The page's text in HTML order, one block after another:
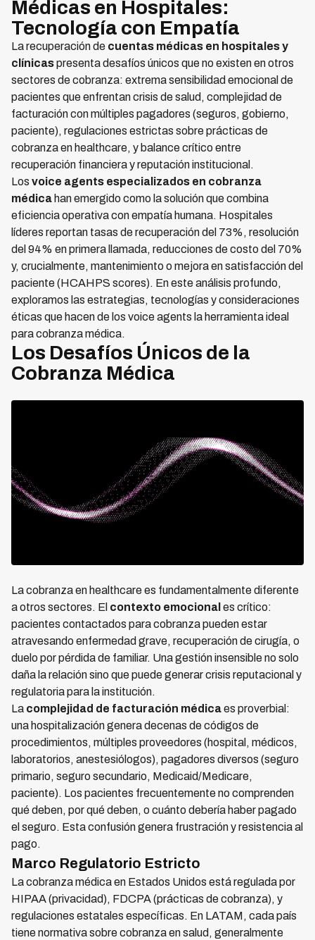
Médicas en Hospitales:
Tecnología con Empatía
La recuperación de cuentas médicas en hospitales y
clínicaspresenta desafíos únicos que no existen en otros
sectores de cobranza: extrema sensibilidad emocional de
pacientes que enfrentan crisis de salud, complejidad de
facturación con múltiples pagadores (seguros, gobierno,
paciente), regulaciones estrictas sobre prácticas de
cobranza en healthcare, y balance crítico entre
recuperación financiera y reputación institucional.
Los voice agents especializados en cobranza
médica han emergido como la solución que combina
eficiencia operativa con empatía humana. Hospitales
líderes reportan tasas de recuperación del 73%, resolución
del 94% en primera llamada, reducciones de costo del 70%
y, crucialmente, mantenimiento o mejora en satisfacción del
paciente (HCAHPS scores). En este análisis profundo,
exploramos las estrategias, tecnologías y consideraciones
éticas que hacen de los voice agents la herramienta ideal
para cobranza médica.
Los Desafíos Únicos de la
Cobranza Médica
La cobranza en healthcare es fundamentalmente diferente
a otros sectores. El contexto emocional es crítico:
pacientes contactados para cobranza pueden estar
atravesando enfermedad grave, recuperación de cirugía, o
duelo por pérdida de familiar. Una gestión insensible no solo
daña la relación sino que puede generar crisis reputacional y
regulatoria para la institución.
La complejidad de facturación médicaes proverbial:
una hospitalización genera decenas de códigos de
procedimientos, múltiples proveedores (hospital, médicos,
laboratorios, anestesiólogos), pagadores diversos (seguro
primario, seguro secundario, Medicaid/Medicare,
paciente). Los pacientes frecuentemente no comprenden
qué deben, por qué deben, o cuánto debería haber pagado
el seguro. Esta confusión genera frustración y resistencia al
pago.
Marco Regulatorio Estricto
La cobranza médica en Estados Unidos está regulada por
HIPAA (privacidad), FDCPA (prácticas de cobranza), y
regulaciones estatales específicas. En LATAM, cada país
tiene normativa sobre cobranza en salud, generalmente